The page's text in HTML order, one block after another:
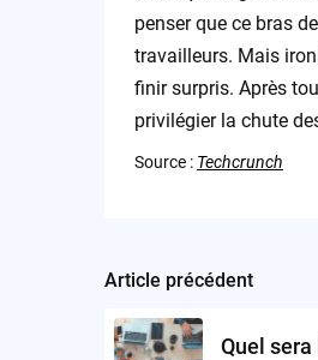
penser que ce bras
travailleurs. Mais
finir surpris. Après
privilégier la chute
Source : Techcrunch
Post
navigation
Article précédent
Quel sera